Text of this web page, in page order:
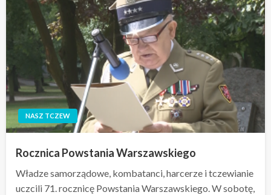
NASZ TCZEW
Rocznica Powstania Warszawskiego
Władze samorządowe, kombatanci, harcerze i tczewianie
uczcili 71. rocznicę Powstania Warszawskiego. W sobotę,